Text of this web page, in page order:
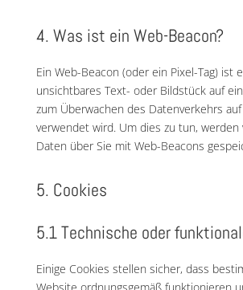
4. Was ist ein Web-Beacon?
Ein Web-Beacon (oder ein Pixel-Tag) ist
unsichtbares Text- oder Bildstück auf
zum Überwachen des Datenverkehrs
verwendet wird. Um dies zu tun, werden
Daten über Sie mit Web-Beacons
5. Cookies
5.1 Technische oder
Einige Cookies stellen sicher, dass